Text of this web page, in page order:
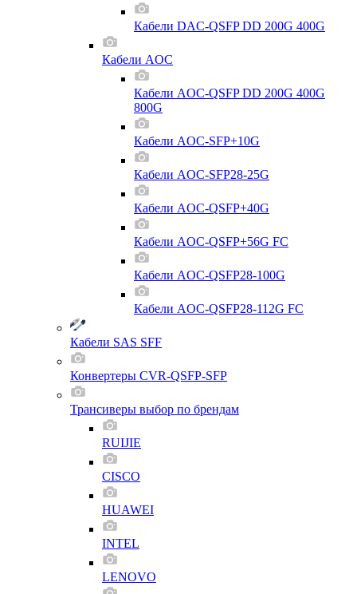
Кабели DAC-QSFP DD 200G 400G
Кабели AOC
Кабели AOC-QSFP DD 200G 400G
800G
Кабели AOC-SFP+10G
Кабели AOC-SFP28-25G
Кабели AOC-QSFP+40G
Кабели AOC-QSFP+56G FC
Кабели AOC-QSFP28-100G
Кабели AOC-QSFP28-112G FC
Кабели SAS SFF
Конвертеры CVR-QSFP-SFP
Трансиверы выбор по брендам
RUIJIE
CISCO
HUAWEI
INTEL
LENOVO